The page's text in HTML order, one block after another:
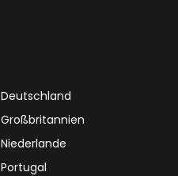
Deutschland
Großbritannien
Niederlande
Portugal